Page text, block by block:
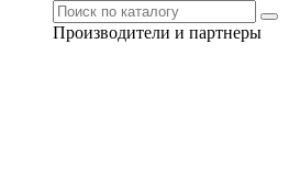
Производители и партнеры